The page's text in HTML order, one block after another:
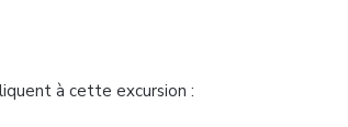
à cette excursion :